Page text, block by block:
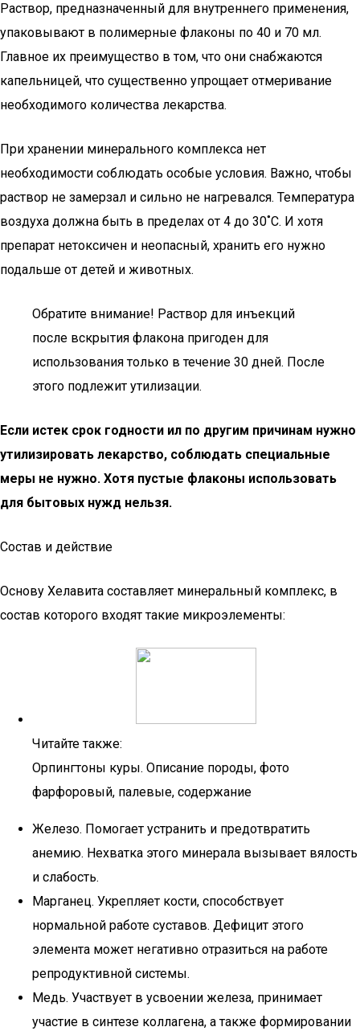
Раствор, предназначенный для внутреннего применения,
упаковывают в полимерные флаконы по 40 и 70 мл.
Главное их преимущество в том, что они снабжаются
капельницей, что существенно упрощает отмеривание
необходимого количества лекарства.
При хранении минерального комплекса нет
необходимости соблюдать особые условия. Важно, чтобы
раствор не замерзал и сильно не нагревался. Температура
воздуха должна быть в пределах от 4 до 30˚C. И хотя
препарат нетоксичен и неопасный, хранить его нужно
подальше от детей и животных.
Обратите внимание! Раствор для инъекций
после вскрытия флакона пригоден для
использования только в течение 30 дней. После
этого подлежит утилизации.
Если истек срок годности ил по другим причинам нужно
утилизировать лекарство, соблюдать специальные
меры не нужно. Хотя пустые флаконы использовать
для бытовых нужд нельзя.
Состав и действие
Основу Хелавита составляет минеральный комплекс, в
состав которого входят такие микроэлементы:
Читайте также:
Орпингтоны куры. Описание породы, фото
фарфоровый, палевые, содержание
Железо. Помогает устранить и предотвратить
анемию. Нехватка этого минерала вызывает вялость
и слабость.
Марганец. Укрепляет кости, способствует
нормальной работе суставов. Дефицит этого
элемента может негативно отразиться на работе
репродуктивной системы.
Медь. Участвует в усвоении железа, принимает
участие в синтезе коллагена, а также формировании